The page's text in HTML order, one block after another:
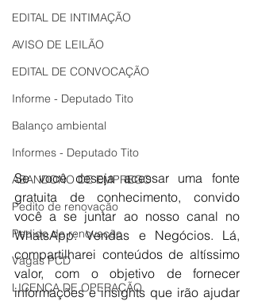
EDITAL DE INTIMAÇÃO
AVISO DE LEILÃO
EDITAL DE CONVOCAÇÃO
Informe - Deputado Tito
Balanço ambiental
Informes - Deputado Tito
ABANDONO DE EMPREGO
Pedito de renovação
Pedido de renovação
Vagas PCD
LICENÇA DE OPERAÇÃO
Se você deseja acessar uma fonte
gratuita de conhecimento, convido
você a se juntar ao nosso canal no
WhatsApp: Vendas e Negócios. Lá,
compartilharei conteúdos de altíssimo
valor, com o objetivo de fornecer
informações e insights que irão ajudar